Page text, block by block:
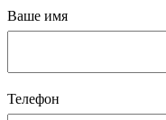
Ваше имя
Телефон